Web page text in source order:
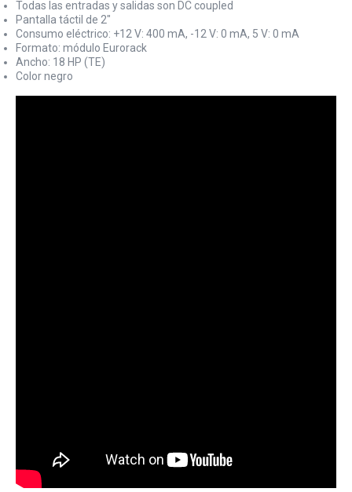
Todas las entradas y salidas son DC coupled
Pantalla táctil de 2"
Consumo eléctrico: +12 V: 400 mA, -12 V: 0 mA, 5 V: 0 mA
Formato: módulo Eurorack
Ancho: 18 HP (TE)
Color negro